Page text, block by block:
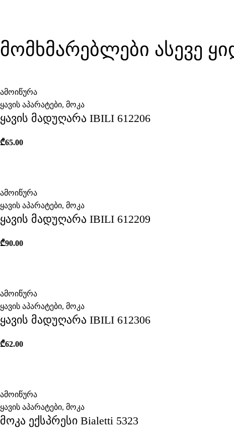
მომხმარებლები ასევე
ამოიწურა
ყავის აპარატები, მოკა
ყავის მადუღარა IBILI 612206
₾65.00
ამოიწურა
ყავის აპარატები, მოკა
ყავის მადუღარა IBILI 612209
₾90.00
ამოიწურა
ყავის აპარატები, მოკა
ყავის მადუღარა IBILI 612306
₾62.00
ამოიწურა
ყავის აპარატები, მოკა
მოკა ექსპრესი Bialetti 5323